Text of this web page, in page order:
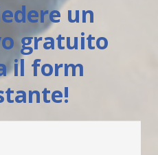
un
gratuito
il form